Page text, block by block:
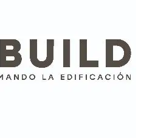
del sector y gana